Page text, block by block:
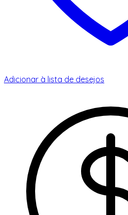
Adicionar à lista de desejos